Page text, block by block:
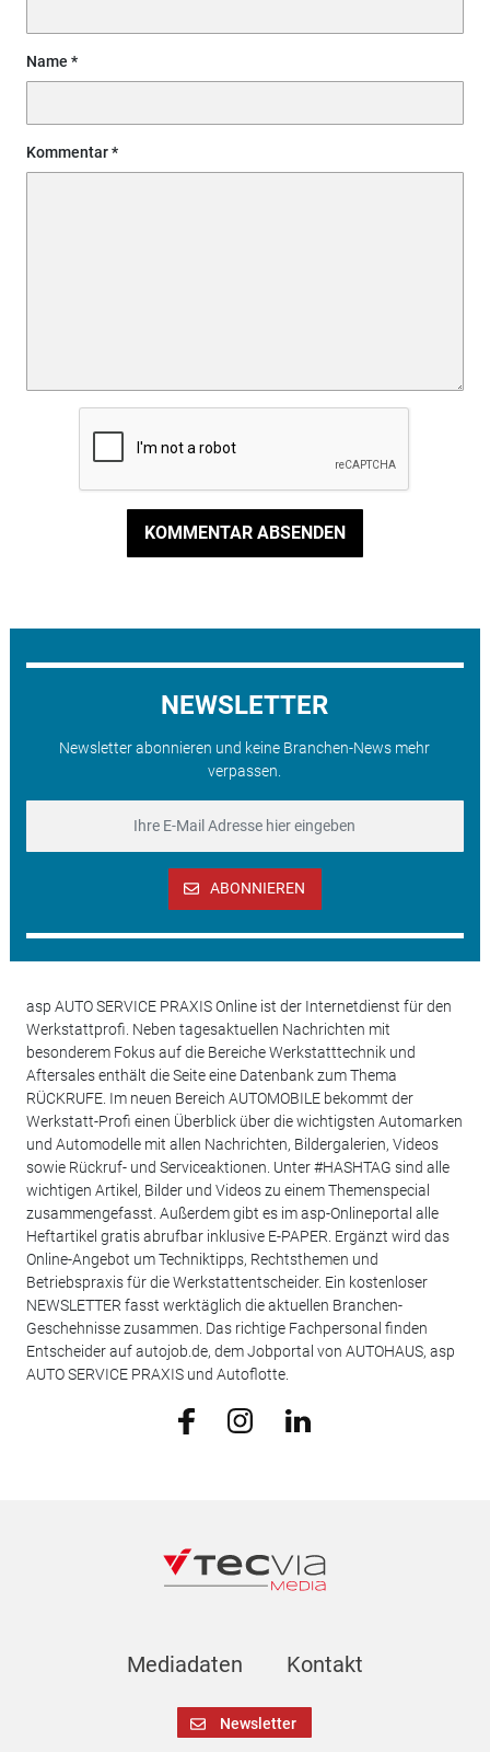
Name
Kommentar
KOMMENTAR ABSENDEN
NEWSLETTER
Newsletter abonnieren und keine Branchen-News mehr
verpassen.
ABONNIEREN
asp AUTO SERVICE PRAXIS Online ist der Internetdienst für den
Werkstattprofi. Neben tagesaktuellen Nachrichten mit
besonderem Fokus auf die Bereiche Werkstatttechnik und
Aftersales enthält die Seite eine Datenbank zum Thema
RÜCKRUFE. Im neuen Bereich AUTOMOBILE bekommt der
Werkstatt-Profi einen Überblick über die wichtigsten Automarken
und Automodelle mit allen Nachrichten, Bildergalerien, Videos
sowie Rückruf- und Serviceaktionen. Unter #HASHTAG sind alle
wichtigen Artikel, Bilder und Videos zu einem Themenspecial
zusammengefasst. Außerdem gibt es im asp-Onlineportal alle
Heftartikel gratis abrufbar inklusive E-PAPER. Ergänzt wird das
Online-Angebot um Techniktipps, Rechtsthemen und
Betriebspraxis für die Werkstattentscheider. Ein kostenloser
NEWSLETTER fasst werktäglich die aktuellen Branchen-
Geschehnisse zusammen. Das richtige Fachpersonal finden
Entscheider auf autojob.de, dem Jobportal von AUTOHAUS, asp
AUTO SERVICE PRAXIS und Autoflotte.
Mediadaten Kontakt
Newsletter